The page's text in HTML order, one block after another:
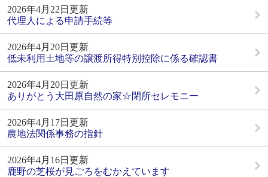
2026年4月22日更新
代理人による申請手続等
2026年4月20日更新
低未利用土地等の譲渡所得特別控除に係る確認書
2026年4月20日更新
ありがとう大田原自然の家☆閉所セレモニー
2026年4月17日更新
農地法関係事務の指針
2026年4月16日更新
鹿野の芝桜が見ごろをむかえています